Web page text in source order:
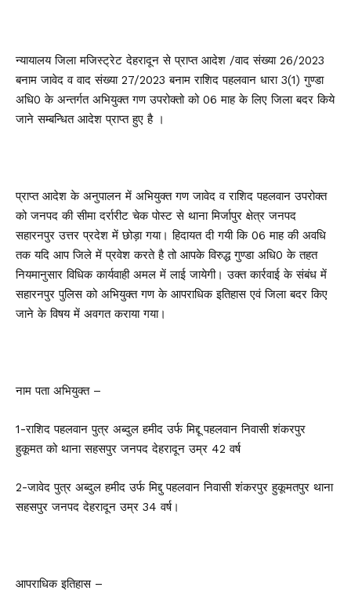
न्यायालय जिला मजिस्ट्रेट देहरादून से प्राप्त आदेश /वाद संख्या 26/2023
बनाम जावेद व वाद संख्या 27/2023 बनाम राशिद पहलवान धारा 3(1) गुण्डा
अधि0 के अन्तर्गत अभियुक्त गण उपरोक्तो को 06 माह के लिए जिला बदर किये
जाने सम्बन्धित आदेश प्राप्त हुए है ।
प्राप्त आदेश के अनुपालन में अभियुक्त गण जावेद व राशिद पहलवान उपरोक्त
को जनपद की सीमा दर्रारीट चेक पोस्ट से थाना मिर्जापुर क्षेत्र जनपद
सहारनपुर उत्तर प्रदेश में छोड़ा गया। हिदायत दी गयी कि 06 माह की अवधि
तक यदि आप जिले में प्रवेश करते है तो आपके विरुद्ध गुण्डा अधि0 के तहत
नियमानुसार विधिक कार्यवाही अमल में लाई जायेगी। उक्त कार्रवाई के संबंध में
सहारनपुर पुलिस को अभियुक्त गण के आपराधिक इतिहास एवं जिला बदर किए
जाने के विषय में अवगत कराया गया।
नाम पता अभियुक्त –
1-राशिद पहलवान पुत्र अब्दुल हमीद उर्फ मिद्दू पहलवान निवासी शंकरपुर
हुकूमत को थाना सहसपुर जनपद देहरादून उम्र 42 वर्ष
2-जावेद पुत्र अब्दुल हमीद उर्फ मिद्दु पहलवान निवासी शंकरपुर हुकूमतपुर थाना
सहसपुर जनपद देहरादून उम्र 34 वर्ष।
आपराधिक इतिहास –